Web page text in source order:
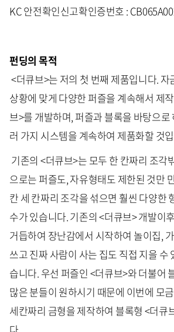
KC 안전확인신고확인증번호 :
펀딩의 목적
<더큐브>는 저의 첫 번째 제품입니다.
상황에 맞게 다양한 퍼즐을 계속해서 제
브>를 개발하며, 퍼즐과 블록을 바탕으로
러 가지 시스템을 계속하여 제품화할 것
기존의 <더큐브>는 모두 한 칸짜리 조각
으로는 퍼즐도, 자유형태도 제한된 것만
칸 세 칸짜리 조각을 섞으면 훨씬 다양한
수가 있습니다. 기존의 <더큐브> 개발이
거듭하여 장난감에서 시작하여 놀이집,
쓰고 진짜 사람이 사는 집도 직접 지을 수
습니다. 우선 퍼즐인 <더큐브>와 더불어
많은 분들이 원하시기 때문에 이번에 모
세칸짜리 금형을 제작하여 블록형 <더큐